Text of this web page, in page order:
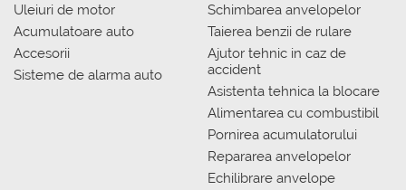
Uleiuri de motor
Acumulatoare auto
Accesorii
Sisteme de alarma auto
Schimbarea anvelopelor
Taierea benzii de rulare
Ajutor tehnic in caz de
accident
Asistenta tehnica la blocare
Alimentarea cu combustibil
Pornirea acumulatorului
Repararea anvelopelor
Echilibrare anvelope